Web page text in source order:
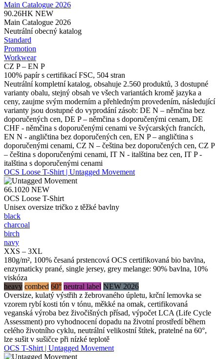
Main Catalogue 2026
90.26HK NEW
Main Catalogue 2026
Neutrální obecný katalog
Standard
Promotion
Workwear
CZ P – EN P
100% papír s certifikací FSC, 504 stran
Neutrální kompletní katalog, obsahuje 2.560 produktů, 3 dostupné
varianty obalu, stejný obsah ve všech variantách kromě jazyka a
ceny, zaujme svým moderním a přehledným provedením, následující
varianty jsou dostupné do vyprodání zásob: DE N – němčina bez
doporučených cen, DE P – němčina s doporučenými cenam, DE
CHF - němčina s doporučenými cenami ve švýcarských francích,
EN N - angličtina bez doporučených cen, EN P – angličtina s
doporučenými cenami, CZ N – čeština bez doporučených cen, CZ P
– čeština s doporučenými cenami, IT N - italština bez cen, IT P -
italština s doporučenými cenami
OCS Loose T-Shirt | Untagged Movement
66.1020 NEW
OCS Loose T-Shirt
Unisex oversize tričko z těžké bavlny
black
charcoal
birch
navy
XXS – 3XL
180g/m², 100% česaná prstencová OCS certifikovaná bio bavlna,
enzymaticky prané, single jersey, grey melange: 90% bavlna, 10%
viskóza
heavy combed 60° neutral label NEW 2026
Oversize, kulatý výstřih z žebrovaného úpletu, krční lemovka se
vzorem rybí kosti tón v tónu, měkké na omak, certifikovaná
veganská výroba bez živočišných přísad, výpočet LCA (Life Cycle
Assessment) pro vyhodnocení dopadu na životní prostředí během
celého životního cyklu, neutrální velikostní štítek, pratelné na 60°,
lze sušit v sušičce při nízké teplotě
OCS T-Shirt | Untagged Movement